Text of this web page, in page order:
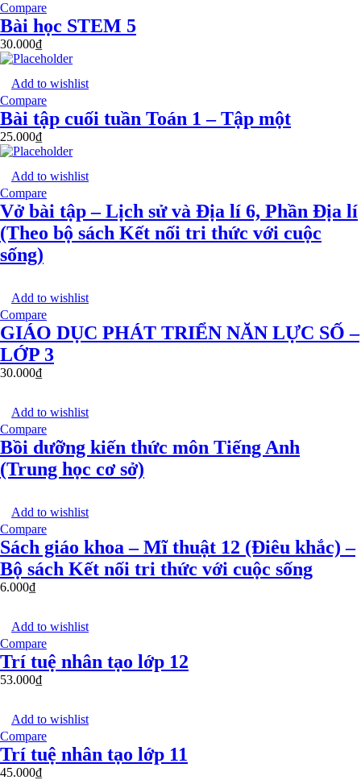
Compare
Bài học STEM 5
30.000₫
Add to wishlist
Compare
Bài tập cuối tuần Toán 1 – Tập một
25.000₫
Add to wishlist
Compare
Vở bài tập – Lịch sử và Địa lí 6, Phần Địa lí
(Theo bộ sách Kết nối tri thức với cuộc
sống)
Add to wishlist
Compare
GIÁO DỤC PHÁT TRIỂN NĂN LỰC SỐ –
LỚP 3
30.000₫
Add to wishlist
Compare
Bồi dưỡng kiến thức môn Tiếng Anh
(Trung học cơ sở)
Add to wishlist
Compare
Sách giáo khoa – Mĩ thuật 12 (Điêu khắc) –
Bộ sách Kết nối tri thức với cuộc sống
6.000₫
Add to wishlist
Compare
Trí tuệ nhân tạo lớp 12
53.000₫
Add to wishlist
Compare
Trí tuệ nhân tạo lớp 11
45.000₫